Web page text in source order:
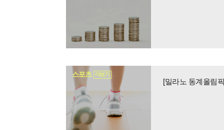
스포츠 더보기
[밀라노 동계올림